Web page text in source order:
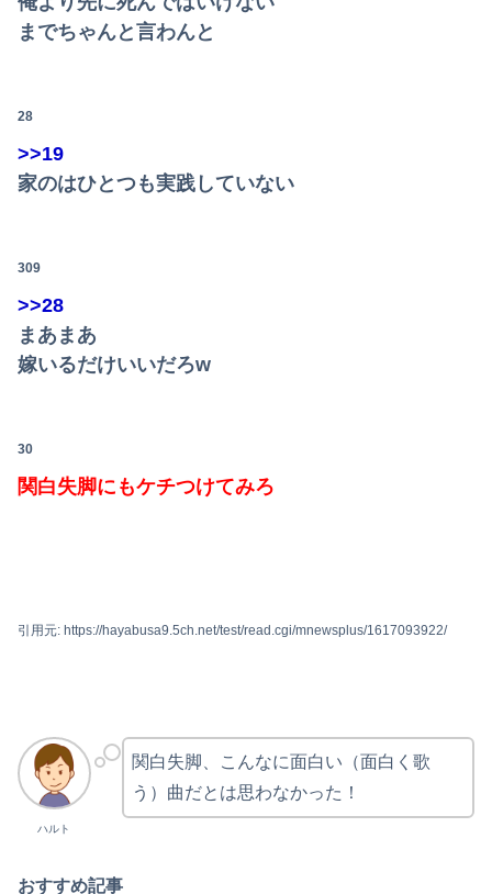
までちゃんと言わんと
28
>>19
家のはひとつも実践していない
309
>>28
まあまあ
嫁いるだけいいだろw
30
関白失脚にもケチつけてみろ
引用元: https://hayabusa9.5ch.net/test/read.cgi/mnewsplus/1617093922/
ハルト
関白失脚、こんなに面白い（面白く歌
う）曲だとは思わなかった！
おすすめ記事